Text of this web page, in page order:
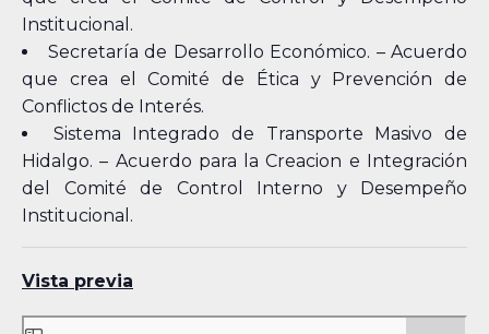
Institucional.
Secretaría de Desarrollo Económico. – Acuerdo
que crea el Comité de Ética y Prevención de
Conflictos de Interés.
Sistema Integrado de Transporte Masivo de
Hidalgo. – Acuerdo para la Creacion e Integración
del Comité de Control Interno y Desempeño
Institucional.
Vista previa
Skip